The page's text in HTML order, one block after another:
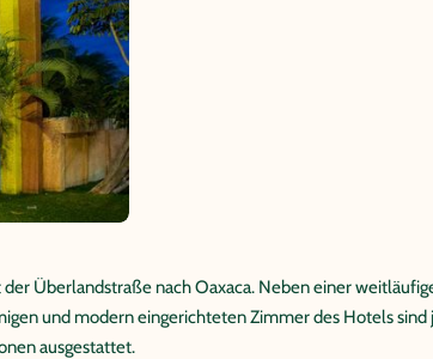
Überlandstraße nach Oaxaca. Neben einer
und modern eingerichteten Zimmer des Hotels
ausgestattet.